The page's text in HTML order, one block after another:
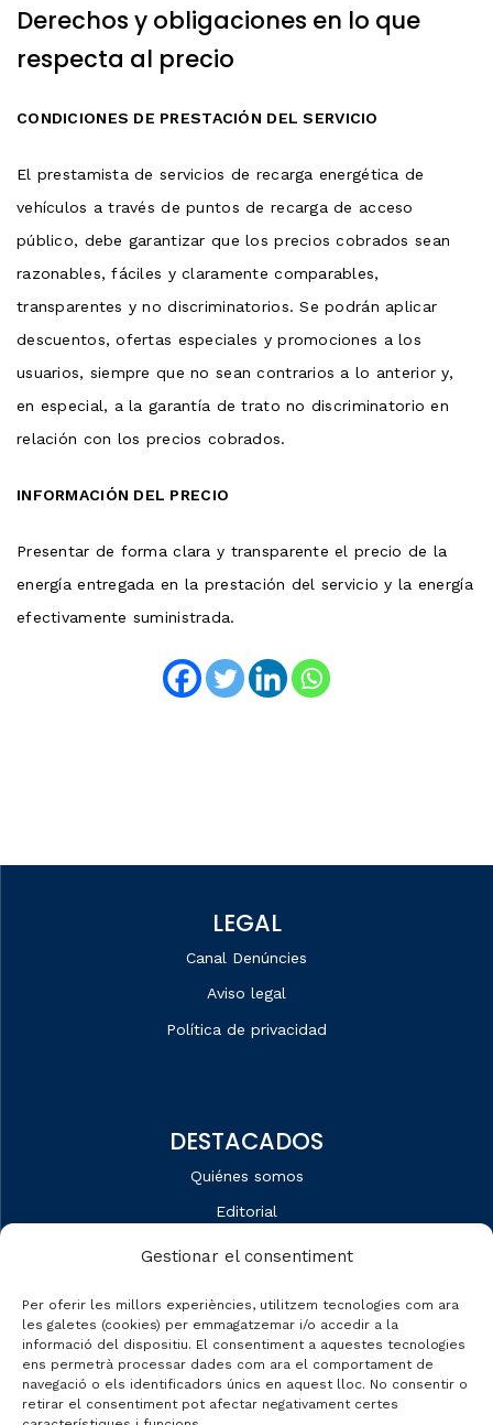
Gestionar el consentiment
Per oferir les millors experiències, utilitzem tecnologies com ara
les galetes (cookies) per emmagatzemar i/o accedir a la
informació del dispositiu. El consentiment a aquestes tecnologies
ens permetrà processar dades com ara el comportament de
navegació o els identificadors únics en aquest lloc. No consentir o
retirar el consentiment pot afectar negativament certes
Derechos y obligaciones en lo que
respecta al precio
CONDICIONES DE PRESTACIÓN DEL SERVICIO
El prestamista de servicios de recarga energética de
vehículos a través de puntos de recarga de acceso
público, debe garantizar que los precios cobrados sean
razonables, fáciles y claramente comparables,
transparentes y no discriminatorios. Se podrán aplicar
descuentos, ofertas especiales y promociones a los
usuarios, siempre que no sean contrarios a lo anterior y,
en especial, a la garantía de trato no discriminatorio en
relación con los precios cobrados.
INFORMACIÓN DEL PRECIO
Presentar de forma clara y transparente el precio de la
energía entregada en la prestación del servicio y la energía
efectivamente suministrada.
LEGAL
Canal Denúncies
Aviso legal
Política de privacidad
DESTACADOS
Quiénes somos
Editorial
Datos de mercado
CONTACTO